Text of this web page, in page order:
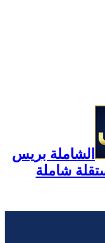
الشاملة بريس
شاملة